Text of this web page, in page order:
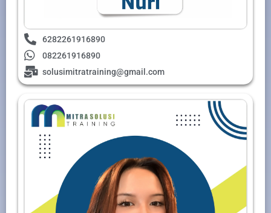
6282261916890
082261916890
solusimitratraining@gmail.com